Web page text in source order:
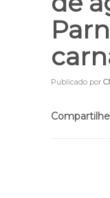
Publicado por